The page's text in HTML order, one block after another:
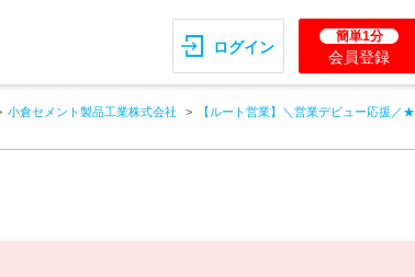
ログイン
簡単1分
会員登録
小倉セメント製品工業株式会社
【ルート営業】＼営業デビュー応援／★